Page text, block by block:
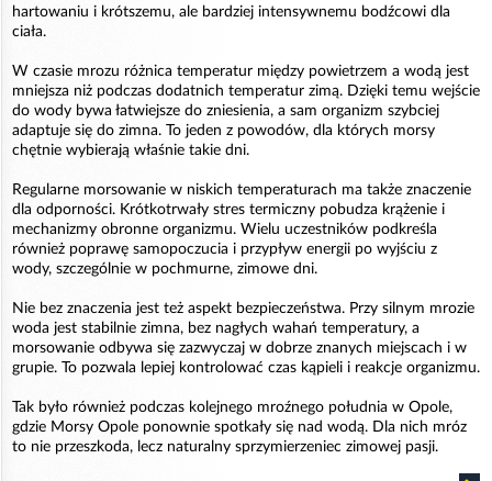
hartowaniu i krótszemu, ale bardziej intensywnemu bodźcowi dla
ciała.
W czasie mrozu różnica temperatur między powietrzem a wodą jest
mniejsza niż podczas dodatnich temperatur zimą. Dzięki temu wejście
do wody bywa łatwiejsze do zniesienia, a sam organizm szybciej
adaptuje się do zimna. To jeden z powodów, dla których morsy
chętnie wybierają właśnie takie dni.
Regularne morsowanie w niskich temperaturach ma także znaczenie
dla odporności. Krótkotrwały stres termiczny pobudza krążenie i
mechanizmy obronne organizmu. Wielu uczestników podkreśla
również poprawę samopoczucia i przypływ energii po wyjściu z
wody, szczególnie w pochmurne, zimowe dni.
Nie bez znaczenia jest też aspekt bezpieczeństwa. Przy silnym mrozie
woda jest stabilnie zimna, bez nagłych wahań temperatury, a
morsowanie odbywa się zazwyczaj w dobrze znanych miejscach i w
grupie. To pozwala lepiej kontrolować czas kąpieli i reakcje organizmu.
Tak było również podczas kolejnego mroźnego południa w Opole,
gdzie Morsy Opole ponownie spotkały się nad wodą. Dla nich mróz
to nie przeszkoda, lecz naturalny sprzymierzeniec zimowej pasji.